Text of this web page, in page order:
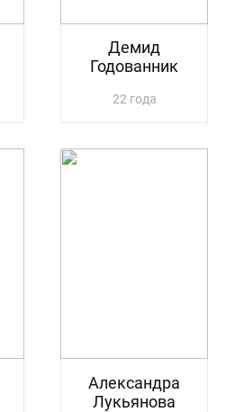
Демид
Годованник
22 года
Александра
Лукьянова